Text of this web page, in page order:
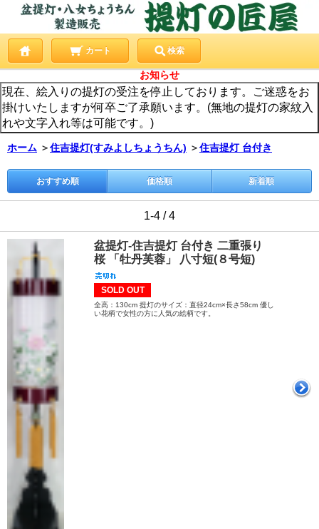
カート 検索
お知らせ
現在、絵入りの提灯の受注を停止しております。ご迷惑をお
掛けいたしますが何卒ご了承願います。(無地の提灯の家紋入
れや文字入れ等は可能です。)
ホーム ＞住吉提灯(すみよしちょうちん) ＞住吉提灯 台付き
おすすめ順 価格順 新着順
1-4 / 4
盆提灯-住吉提灯 台付き 二重張り
桜 「牡丹芙蓉」 八寸短(８号短)
SOLD OUT
全高：130cm 提灯のサイズ：直径24cm×長さ58cm 優し
い花柄で女性の方に人気の絵柄です。